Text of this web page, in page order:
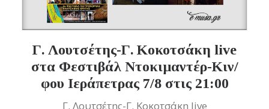
Γ. Λουτσέτης-Γ. Κοκοτσάκη live
στα Φεστιβάλ Ντοκιμαντέρ-Κιν/
φου Ιεράπετρας 7/8 στις 21:00
Γ. Λουτσέτης-Γ. Κοκοτσάκη live